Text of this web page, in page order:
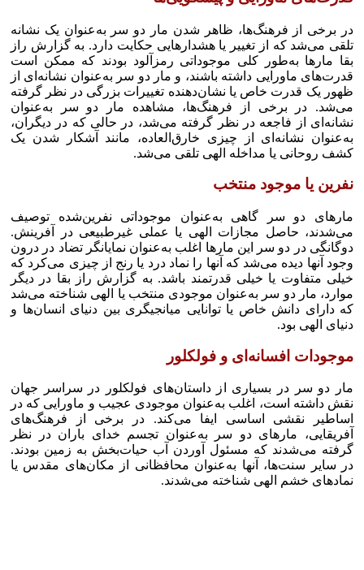
در برخی از فرهنگ‌ها، ظاهر شدن مار دو سر به‌عنوان یک نشانه
تلقی می‌شد که از تغییر یا هشدار‌هایی حکایت دارد. به گزارش راز
بقا مار‌ها به‌طور کلی موجوداتی رمزآلود بودند که ممکن است
قدرت‌های ماورایی داشته باشند، و مار دو سر به‌عنوان نشانه‌ای از
ظهور یک قدرت خاص یا نشان‌دهنده تغییرات بزرگی در نظر گرفته
می‌شد. در برخی از فرهنگ‌ها، مشاهده مار دو سر به‌عنوان
نشانه‌ای از فاجعه در نظر گرفته می‌شد، در حالی که در دیگران،
به‌عنوان نشانه‌ای از چیزی خارق‌العاده، مانند آشکار شدن یک
کشف روحانی یا مداخله الهی تلقی می‌شد.
نفرین یا موجود منتخب
مار‌های دو سر گاهی به‌عنوان موجوداتی نفرین‌شده توصیف
می‌شدند، حاصل مجازات الهی یا عملی غیرطبیعی در آفرینش.
دوگانگی در دو سر این مار‌ها اغلب به‌عنوان نمایانگر تضاد در درون
وجود آنها دیده می‌شد که آنها را نماد درد یا رنج از چیزی می‌کرد که
خیلی متفاوت یا خیلی قدرتمند باشد. به گزارش راز بقا در دیگر
موارد، مار دو سر به‌عنوان موجودی منتخب یا الهی شناخته می‌شد
که دارای دانش خاص یا توانایی میانجیگری بین دنیای انسان‌ها و
دنیای الهی بود.
موجودات افسانه‌ای و فولکلور
مار دو سر در بسیاری از داستان‌های فولکلور در سراسر جهان
نقش داشته است، اغلب به‌عنوان موجودی عجیب و ماورایی که در
اساطیر نقشی اساسی ایفا می‌کند. در برخی از فرهنگ‌های
آفریقایی، مار‌های دو سر به‌عنوان تجسم خدای باران در نظر
گرفته می‌شدند که مسئول آوردن آب حیات‌بخش به زمین بودند.
در سایر سنت‌ها، آنها به‌عنوان محافظانی از مکان‌های مقدس یا
نماد‌های خشم الهی شناخته می‌شدند.